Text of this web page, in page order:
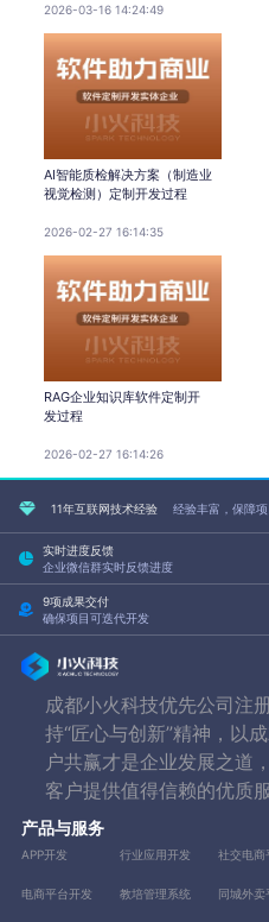
2026-03-16 14:24:49
AI智能质检解决方案（制造业
视觉检测）定制开发过程
2026-02-27 16:14:35
RAG企业知识库软件定制开
发过程
2026-02-27 16:14:26
11年互联网技术经验 经验丰富，保障
实时进度反馈
企业微信群实时反馈进度
9项成果交付
确保项目可迭代开发
成都小火科技优先公司注
持“匠心与创新”精神，以
户共赢才是企业发展之道
客户提供值得信赖的优质服
产品与服务
APP开发 行业应用开发 社交电商
电商平台开发 教培管理系统 同城外卖